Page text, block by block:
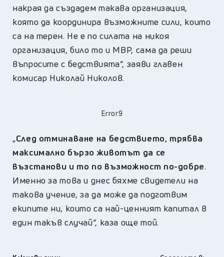
накрая да създадем такава организация,
която да координира възможните сили, които
са на терен. Не е по силата на никоя
организация, било то и МВР, сама да реши
въпросите с бедствията“, заяви главен
комисар Николай Николов.
Error9
„След отминаване на бедствието, трябва
максимално бързо животът да се
възстанови и то по възможност по-добре.
Именно за това и днес бяхме свидетели на
такова учение, за да може да подготвим
екипите ни, които са най-ценният капитал в
един такъв случай“, каза още той.